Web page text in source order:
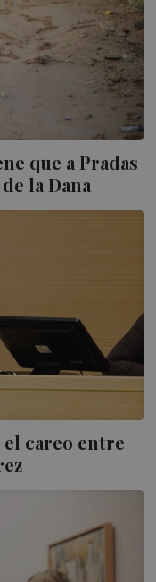
que a Pradas
la Dana
el careo entre